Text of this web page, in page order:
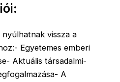
vissza a
Egyetemes emberi
Aktuális társadalmi-
A